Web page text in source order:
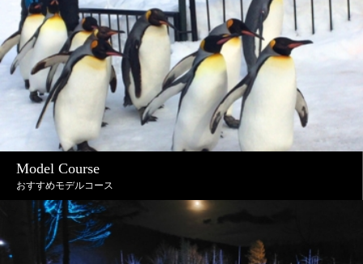
Model Course
おすすめモデルコース